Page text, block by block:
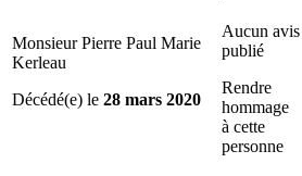
Monsieur Pierre Paul Marie
Kerleau
Décédé(e) le 28 mars 2020
Aucun avis
publié
Rendre
hommage
à cette
personne